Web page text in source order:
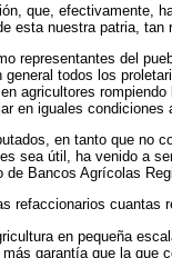
que, efectivamente,
nuestra patria, tan
del
todos los
agricultores
en iguales condiciones
en tanto que no
sea útil, ha venido a
Bancos Agrícolas
cuantas
en pequeña
garantía que la que